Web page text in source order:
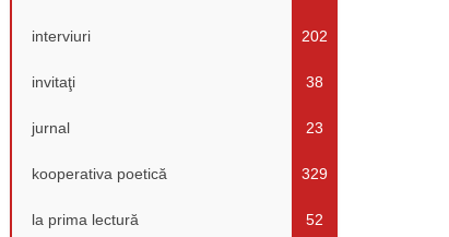
interviuri 202
invitaţi 38
jurnal 23
kooperativa poetică 329
la prima lectură 52